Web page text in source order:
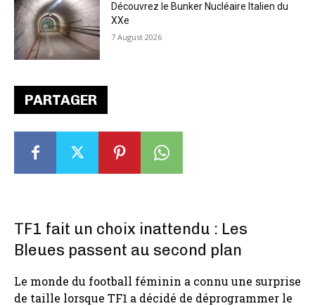
PARTAGER
TF1 fait un choix inattendu : Les
Bleues passent au second plan
Le monde du football féminin a connu une surprise
de taille lorsque TF1 a décidé de déprogrammer le
Découvrez le Bunker Nucléaire Italien du
XXe
7 August 2026